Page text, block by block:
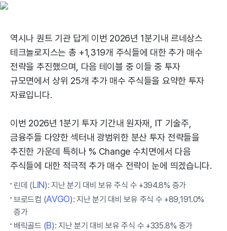
역시나 퀀트 기관 답게 이번 2026년 1분기내 르네상스
테크놀로지스는 총 +1,319개 주식들에 대한 추가 매수
전략을 추진했으며, 다음 테이블 중 이들 중 투자
규모면에서 상위 25개 추가 매수 주식들을 요약한 투자
자료입니다.
이번 2026년 1분기 투자 기간내 원자재, IT 기술주,
금융주들 다양한 섹터내 광범위한 분산 투자 전략들을
추진한 가운데 특히나 % Change 수치면에서 다음
주식들에 대한 적극적 추가 매수 전략이 눈에 띄겠습니다.
린데 (LIN): 지난 분기 대비 보유 주식 수 +394.8% 증가
브로드컴 (AVGO): 지난 분기 대비 보유 주식 수 +89,191.0%
증가
배릭골드 (B): 지난 분기 대비 보유 주식 수 +335.8% 증가